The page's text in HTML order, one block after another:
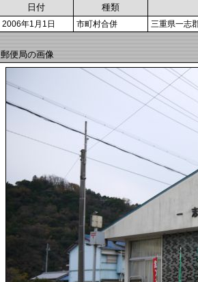
日付
種類
2006年1月1日 市町村合併 三重県一志
郵便局の画像